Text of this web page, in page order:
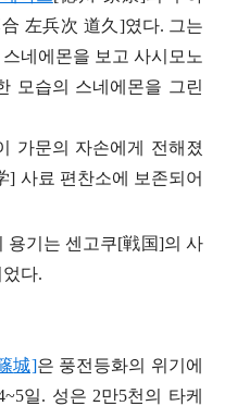
左兵次 道久]였다. 그는
네에몬을 보고 사시모노
모습의 스네에몬을 그린
가문의 자손에게 전해졌
] 사료 편찬소에 보존되어
용기는 센고쿠[戦国]의 사
었다.
城]은 풍전등화의 위기에
일. 성은 2만5천의 타케